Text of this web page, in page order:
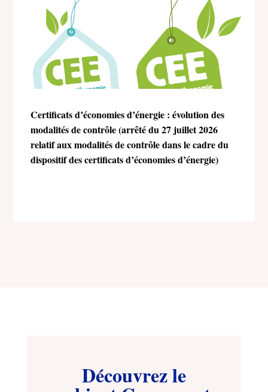
Certificats d’économies d’énergie : évolution des
modalités de contrôle (arrêté du 27 juillet 2026
relatif aux modalités de contrôle dans le cadre du
dispositif des certificats d’économies d’énergie)
Découvrez le